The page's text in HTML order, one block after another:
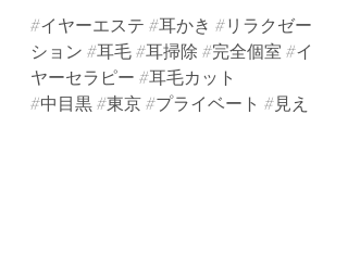
#イヤーエステ #耳かき #リラクゼー
ション #耳毛 #耳掃除 #完全個室 #イ
ヤーセラピー #耳毛カット
#中目黒 #東京 #プライベート #見え